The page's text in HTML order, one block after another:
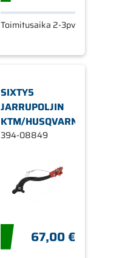
Toimitusaika 2-3pv
SIXTY5
JARRUPOLJIN
KTM/HUSQVARNA
394-08849
67,00 €